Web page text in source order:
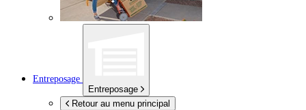
Entreposage
Entreposage
Retour au menu principal